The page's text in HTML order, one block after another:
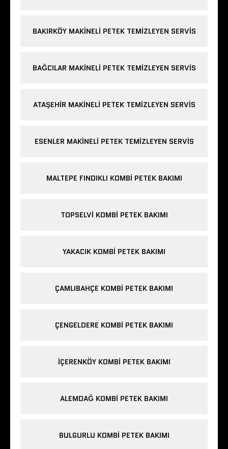
BAKIRKÖY MAKINELI PETEK TEMIZLEYEN SERVIS
BAĞCILAR MAKINELI PETEK TEMIZLEYEN SERVIS
ATAŞEHIR MAKINELI PETEK TEMIZLEYEN SERVIS
ESENLER MAKINELI PETEK TEMIZLEYEN SERVIS
MALTEPE FINDIKLI KOMBI PETEK BAKIMI
TOPSELVI KOMBI PETEK BAKIMI
YAKACIK KOMBI PETEK BAKIMI
ÇAMLIBAHÇE KOMBI PETEK BAKIMI
ÇENGELDERE KOMBI PETEK BAKIMI
IÇERENKÖY KOMBI PETEK BAKIMI
ALEMDAĞ KOMBI PETEK BAKIMI
BULGURLU KOMBI PETEK BAKIMI